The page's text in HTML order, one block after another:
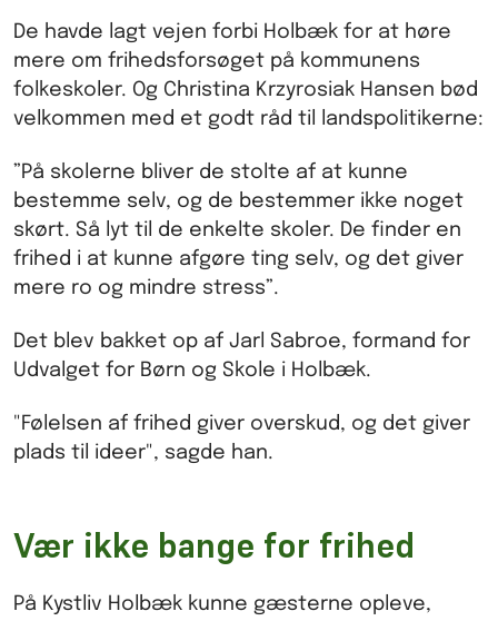
De havde lagt vejen forbi Holbæk for at høre
mere om frihedsforsøget på kommunens
folkeskoler. Og Christina Krzyrosiak Hansen bød
velkommen med et godt råd til landspolitikerne:
”På skolerne bliver de stolte af at kunne
bestemme selv, og de bestemmer ikke noget
skørt. Så lyt til de enkelte skoler. De finder en
frihed i at kunne afgøre ting selv, og det giver
mere ro og mindre stress”.
Det blev bakket op af Jarl Sabroe, formand for
Udvalget for Børn og Skole i Holbæk.
"Følelsen af frihed giver overskud, og det giver
plads til ideer", sagde han.
Vær ikke bange for frihed
På Kystliv Holbæk kunne gæsterne opleve,